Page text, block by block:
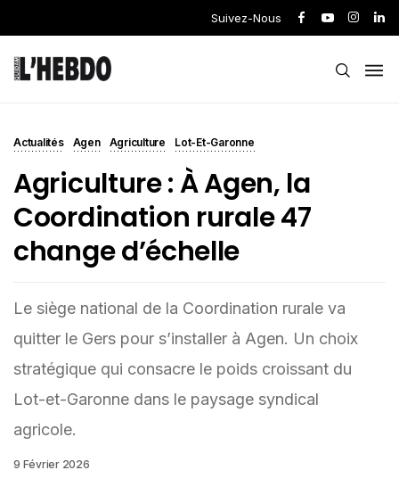
Suivez-Nous
Actualités Agen Agriculture Lot-Et-Garonne
Agriculture : À Agen, la
Coordination rurale 47
change d’échelle
Le siège national de la Coordination rurale va
quitter le Gers pour s’installer à Agen. Un choix
stratégique qui consacre le poids croissant du
Lot-et-Garonne dans le paysage syndical
agricole.
9 Février 2026